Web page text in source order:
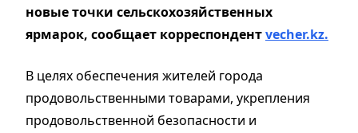
новые точки сельскохозяйственных
ярмарок, сообщает корреспондентvecher.kz.
В целях обеспечения жителей города
продовольственными товарами, укрепления
продовольственной безопасности и